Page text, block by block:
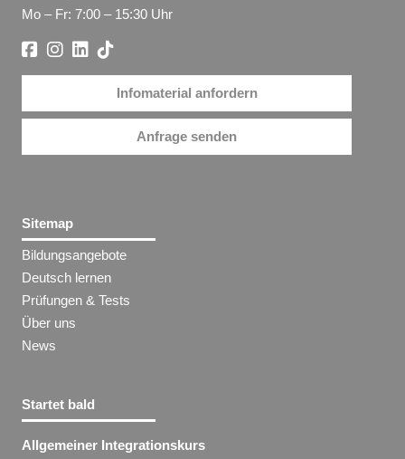
Mo – Fr: 7:00 – 15:30 Uhr
Infomaterial anfordern
Anfrage senden
Sitemap
Bildungsangebote
Deutsch lernen
Prüfungen & Tests
Über uns
News
Startet bald
Allgemeiner Integrationskurs